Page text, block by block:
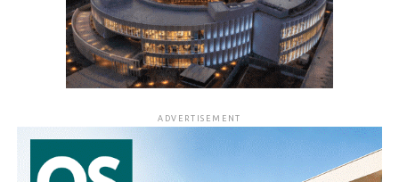
ADVERTISEMENT